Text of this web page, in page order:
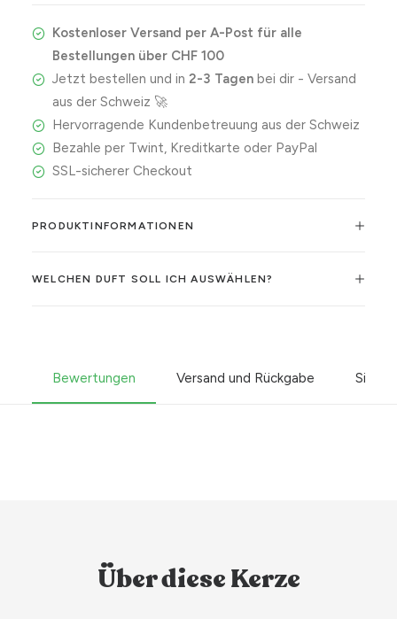
💖
Menge
Kostenloser Versand per A-Post für alle
Bestellungen über CHF 100
Jetzt bestellen und in 2-3 Tagenbei dir - Versand
aus der Schweiz 🚀
Hervorragende Kundenbetreuung aus der Schweiz
Bezahle per Twint, Kreditkarte oder PayPal
SSL-sicherer Checkout
PRODUKTINFORMATIONEN
WELCHEN DUFT SOLL ICH AUSWÄHLEN?
Bewertungen Versand und Rückgabe
Über diese Kerze